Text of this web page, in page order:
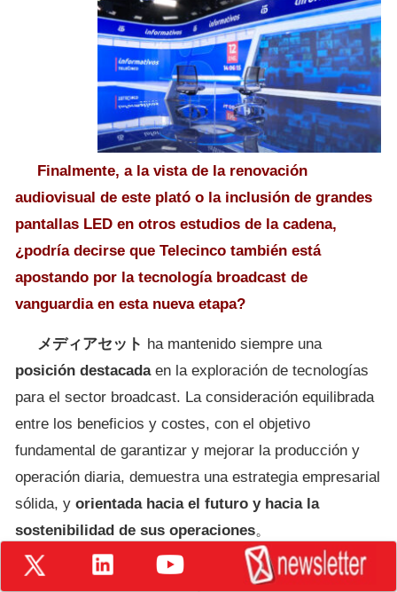
Finalmente, a la vista de la renovación
audiovisual de este plató o la inclusión de grandes
pantallas LED en otros estudios de la cadena,
¿podría decirse que Telecinco también está
apostando por la tecnología broadcast de
vanguardia en esta nueva etapa?
メディアセット ha mantenido siempre una
posición destacada en la exploración de tecnologías
para el sector broadcast. La consideración equilibrada
entre los beneficios y costes, con el objetivo
fundamental de garantizar y mejorar la producción y
operación diaria, demuestra una estrategia empresarial
sólida, y orientada hacia el futuro y hacia la
sostenibilidad de sus operaciones。
セルヒオ・フリアン・ゴメスによるインタビュー